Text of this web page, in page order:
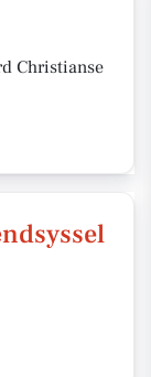
Christianse